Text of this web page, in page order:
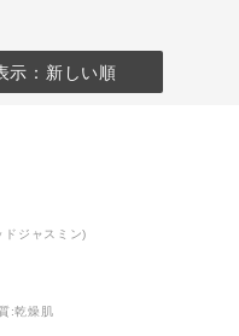
示：新しい順
ドジャスミン)
:乾燥肌